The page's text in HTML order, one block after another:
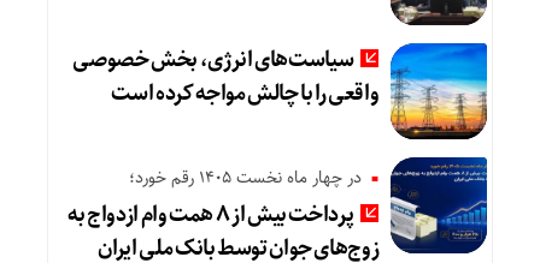
سیاست‌های انرژی، بخش خصوصی
واقعی را با چالش مواجه کرده است
در چهار ماه نخست ۱۴۰۵ رقم خورد؛
پرداخت بیش از ۸ همت وام ازدواج به
زوج‌های جوان توسط بانک ملی ایران